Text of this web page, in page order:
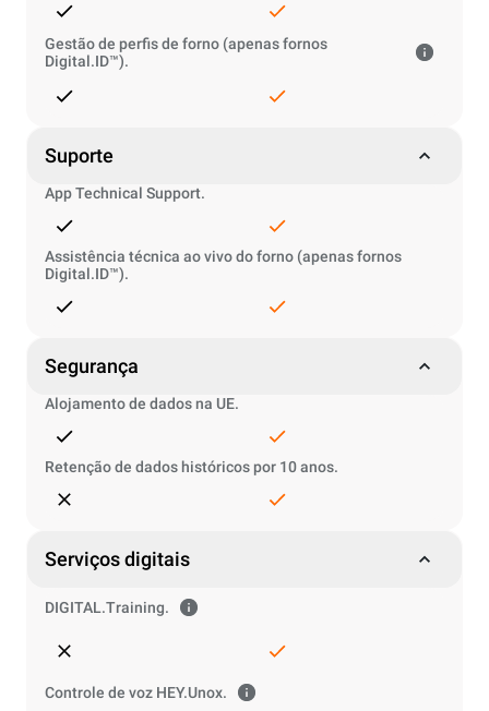
Gestão de perfis de forno (apenas fornos
Digital.ID™).
Suporte
App Technical Support.
Assistência técnica ao vivo do forno (apenas fornos
Digital.ID™).
Segurança
Alojamento de dados na UE.
Retenção de dados históricos por 10 anos.
Serviços digitais
DIGITAL.Training.
Controle de voz HEY.Unox.